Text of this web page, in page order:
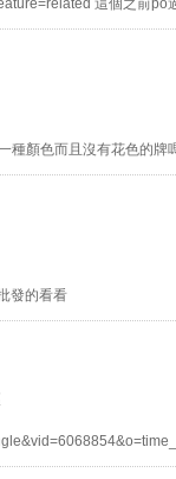
這個之前po
種顏色而且沒有花色的牌
發的看看